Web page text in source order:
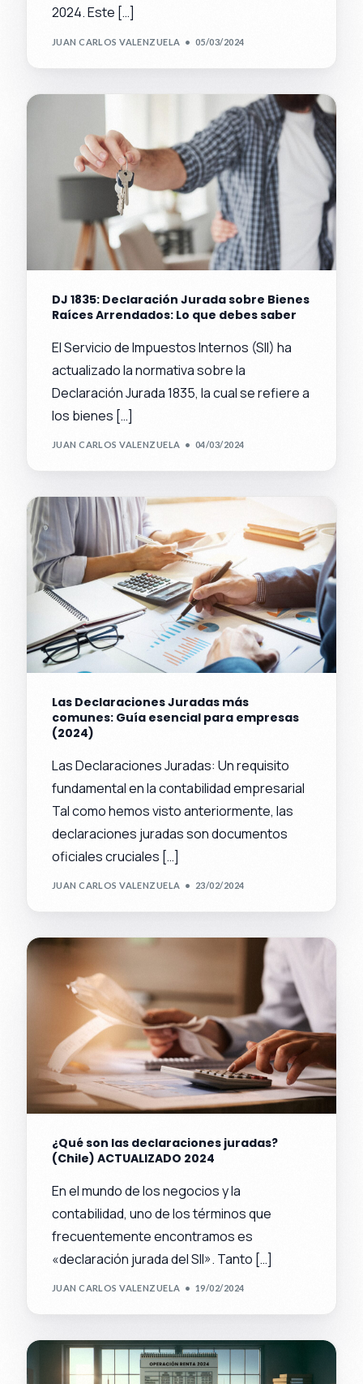
2024. Este […]
JUAN CARLOS VALENZUELA 05/03/2024
DJ 1835: Declaración Jurada sobre Bienes
Raíces Arrendados: Lo que debes saber
El Servicio de Impuestos Internos (SII) ha
actualizado la normativa sobre la
Declaración Jurada 1835, la cual se refiere a
los bienes […]
JUAN CARLOS VALENZUELA 04/03/2024
Las Declaraciones Juradas más
comunes: Guía esencial para empresas
(2024)
Las Declaraciones Juradas: Un requisito
fundamental en la contabilidad empresarial
Tal como hemos visto anteriormente, las
declaraciones juradas son documentos
oficiales cruciales […]
JUAN CARLOS VALENZUELA 23/02/2024
¿Qué son las declaraciones juradas?
(Chile) ACTUALIZADO 2024
En el mundo de los negocios y la
contabilidad, uno de los términos que
frecuentemente encontramos es
«declaración jurada del SII». Tanto […]
JUAN CARLOS VALENZUELA 19/02/2024